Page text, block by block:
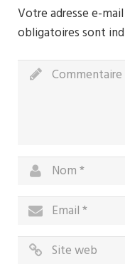
F.A.Q
Votre adresse e-
obligatoires sont